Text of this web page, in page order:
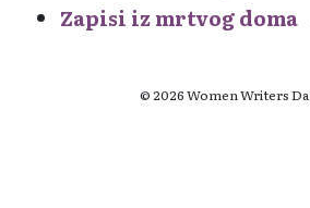
Zapisi iz mrtvog doma
© 2026 Women Writers